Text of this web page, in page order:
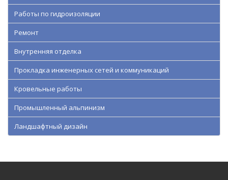
Работы по гидроизоляции
Ремонт
Внутренняя отделка
Прокладка инженерных сетей и коммуникаций
Кровельные работы
Промышленный альпинизм
Ландшафтный дизайн